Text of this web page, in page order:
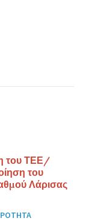
του ΤΕΕ/
του
Λάρισας